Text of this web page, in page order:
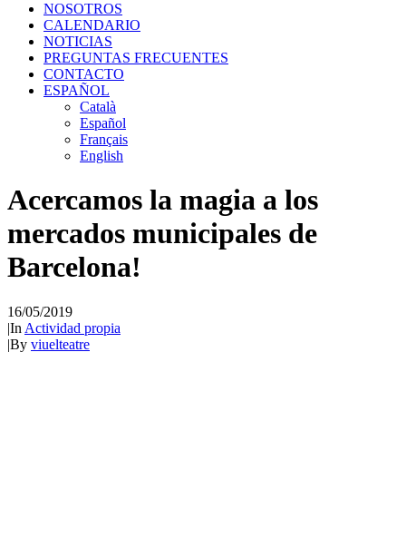
NOSOTROS
CALENDARIO
NOTICIAS
PREGUNTAS FRECUENTES
CONTACTO
ESPAÑOL
Català
Español
Français
English
Acercamos la magia a los
mercados municipales de
Barcelona!
16/05/2019
|In Actividad propia
|By viuelteatre